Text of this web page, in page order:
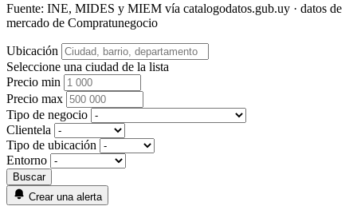
Fuente: INE, MIDES y MIEM vía catalogodatos.gub.uy · datos de
mercado de Compratunegocio
Ubicación
Seleccione una ciudad de la lista
Precio min
Precio max
Tipo de negocio
Clientela
Tipo de ubicación
Entorno
Crear una alerta